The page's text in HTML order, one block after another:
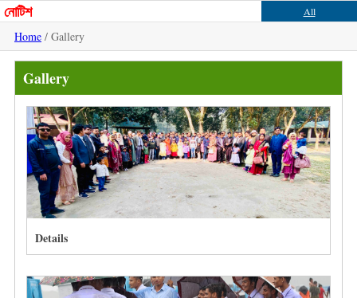
নোটিশ All
Home / Gallery
Gallery
Details